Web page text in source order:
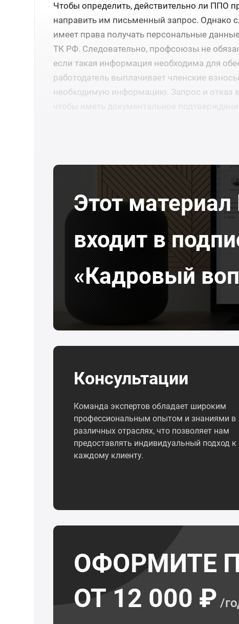
Чтобы определить, действительно ли ППО
направить им письменный запрос. Однако
имеет права получать персональные
ТК РФ. Следовательно, профсоюзы не
если такая информация необходима для
работодатель выплачивает членские
необходимую информацию. Запрос и отказ
чтобы иметь документальное
Этот материал
входит в
«Кадровый
Консультации
Команда экспертов обладает широким
профессиональным опытом и знаниями в
различных отраслях, что позволяет нам
предоставлять индивидуальный подход к
каждому клиенту.
ОФОРМИТЕ
ОТ 12 000 ₽ /